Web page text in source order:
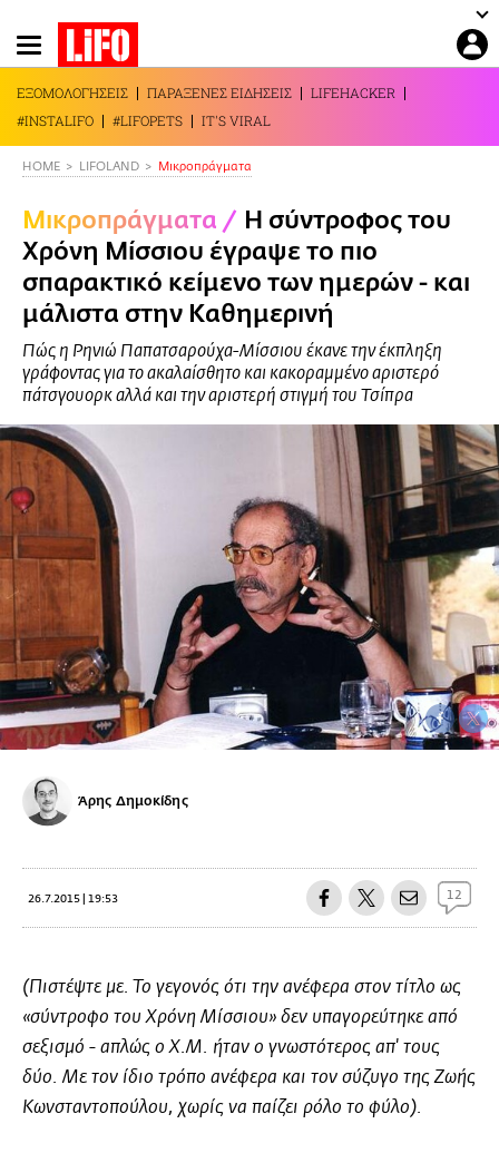
Παράκαμψη
προς
το
κυρίως
περιεχόμενο
ΕΞΟΜΟΛΟΓΗΣΕΙΣ ΠΑΡΑΞΕΝΕΣ ΕΙΔΗΣΕΙΣ
LIFEHACKER
#INSTALIFO
#LIFOPETS IT'S VIRAL
HOME LIFOLAND Mικροπράγματα
Mικροπράγματα / Η σύντροφος του
Χρόνη Μίσσιου έγραψε το πιο
σπαρακτικό κείμενο των ημερών - και
μάλιστα στην Καθημερινή
Πώς η Ρηνιώ Παπατσαρούχα-Μίσσιου έκανε την έκπληξη
γράφοντας για το ακαλαίσθητο και κακοραμμένο αριστερό
πάτσγουορκ αλλά και την αριστερή στιγμή του Τσίπρα
Άρης Δημοκίδης
26.7.2015 | 19:53 12
(Πιστέψτε με. Το γεγονός ότι την ανέφερα στον τίτλο ως
«σύντροφο του Χρόνη Μίσσιου» δεν υπαγορεύτηκε από
σεξισμό - απλώς ο Χ.Μ. ήταν ο γνωστότερος απ' τους
δύο. Με τον ίδιο τρόπο ανέφερα και τον σύζυγο της Ζωής
Κωνσταντοπούλου, χωρίς να παίζει ρόλο το φύλο).